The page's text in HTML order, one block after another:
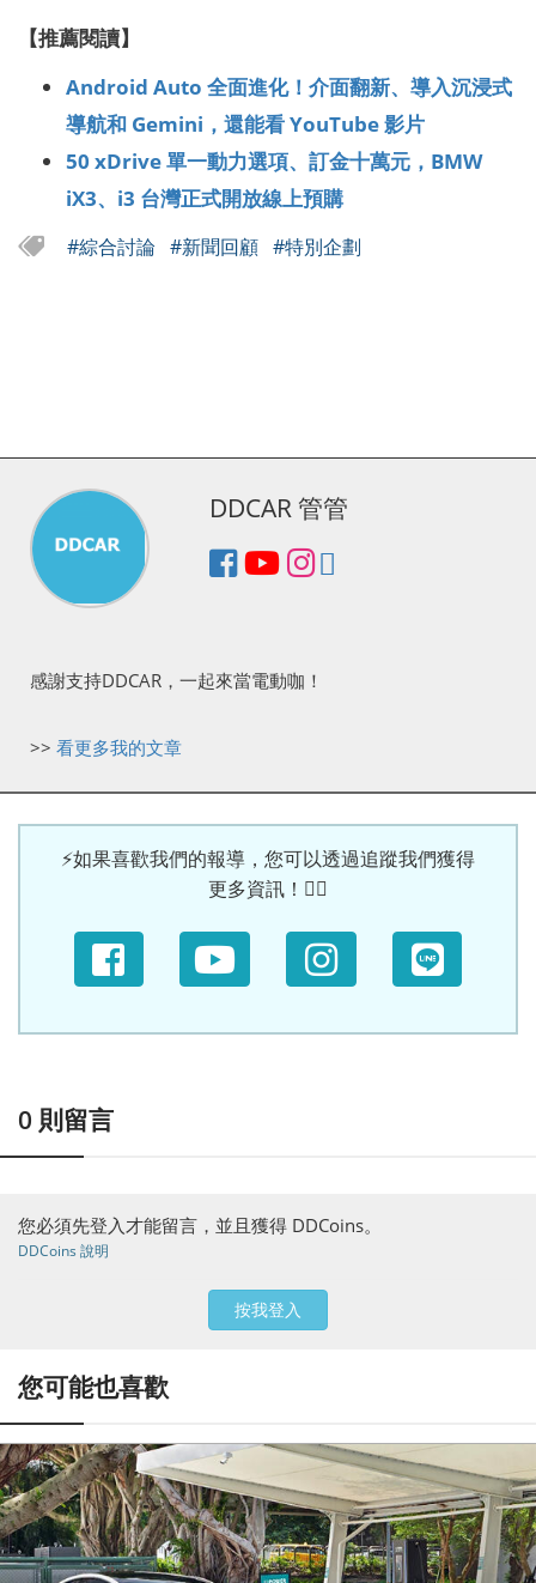
【推薦閱讀】
Android Auto 全面進化！介面翻新、導入沉浸式
導航和 Gemini，還能看 YouTube 影片
50 xDrive 單一動力選項、訂金十萬元，BMW
iX3、i3 台灣正式開放線上預購
#綜合討論 #新聞回顧 #特別企劃
DDCAR 管管
感謝支持DDCAR，一起來當電動咖！
>> 看更多我的文章
⚡如果喜歡我們的報導，您可以透過追蹤我們獲得
更多資訊！🙆‍♀
0 則留言
您必須先登入才能留言，並且獲得 DDCoins。
DDCoins 說明
按我登入
您可能也喜歡